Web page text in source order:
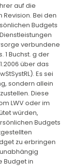
auf die
Bei den
Budgets
verbundene
1 Buchst. g der
über das
Es sei
sondern allein
Diese
LWV oder im
würden,
Budgets
zu erbringen
Budget in